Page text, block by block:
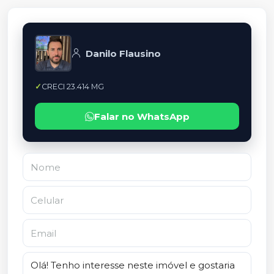
Danilo Flausino
CRECI 23.414 MG
Falar no WhatsApp